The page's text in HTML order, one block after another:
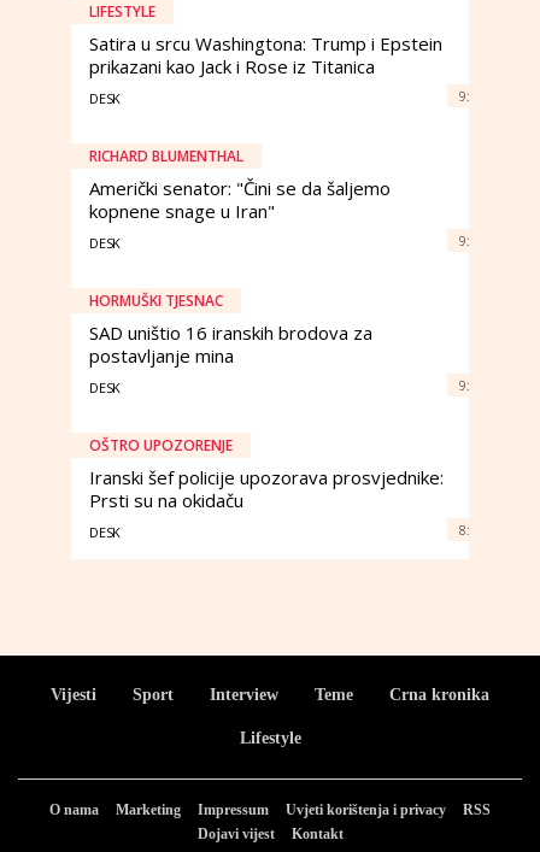
LIFESTYLE
Satira u srcu Washingtona: Trump i Epstein
prikazani kao Jack i Rose iz Titanica
DESK 9:
RICHARD BLUMENTHAL
Američki senator: "Čini se da šaljemo
kopnene snage u Iran"
DESK 9:
HORMUŠKI TJESNAC
SAD uništio 16 iranskih brodova za
postavljanje mina
DESK 9:
OŠTRO UPOZORENJE
Iranski šef policije upozorava prosvjednike:
Prsti su na okidaču
DESK 8:
Vijesti Sport Interview Teme Crna kronika
Lifestyle
O nama Marketing Impressum Uvjeti korištenja i privacy
RSS
Dojavi vijest
Kontakt